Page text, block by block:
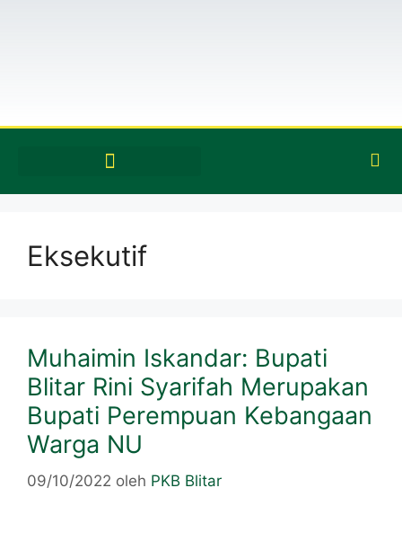
Eksekutif
Muhaimin Iskandar: Bupati
Blitar Rini Syarifah Merupakan
Bupati Perempuan Kebangaan
Warga NU
09/10/2022 oleh PKB Blitar